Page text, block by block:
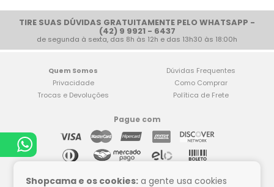
TIRE SUAS DÚVIDAS GRATUITAMENTE PELO WHATSAPP -
(42) 9 9921 - 6437
de segunda à sexta, das 8h às 12h e das 13h30 às 18:00h
Quem Somos
Privacidade
Trocas e Devoluções
Dúvidas Frequentes
Como Comprar
Política de Frete
Pague com
Compre tranquilo
Shopcama e os cookies: a gente usa cookies